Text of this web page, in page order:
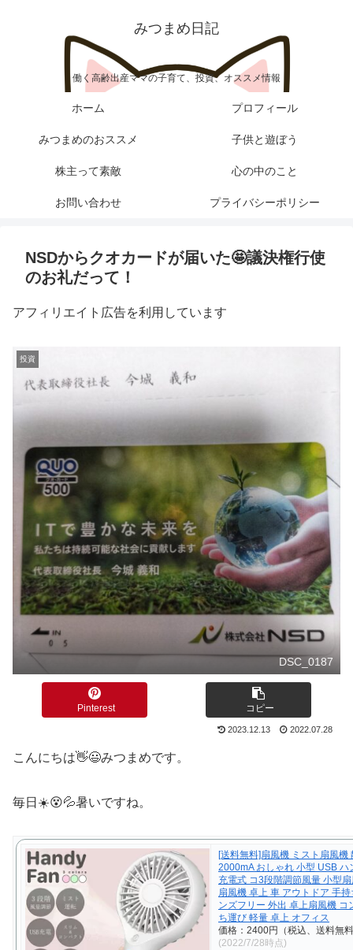
みつまめ日記
働く高齢出産ママの子育て、投資、オススメ情報
ホーム プロフィール
みつまめのおススメ 子供と遊ぼう
株主って素敵 心の中のこと
お問い合わせ プライバシーポリシー
NSDからクオカードが届いた🤩議決権行使
のお礼だって！
アフィリエイト広告を利用しています
投資
DSC_0187
Pinterest コピー
2023.12.13 2022.07.28
こんにちは👋😃みつまめです。
毎日☀️😵💦暑いですね。
[送料無料]扇風機 ミスト扇風機
2000mA おしゃれ 小型 USB ハ
充電式 コ3段階調節風量 小型
扇風機 卓上 車 アウトドア 手
ンズフリー 外出 卓上扇風機 コ
ち運び 軽量 卓上 オフィス
価格：2400円（税込、送料無
(2022/7/28時点)